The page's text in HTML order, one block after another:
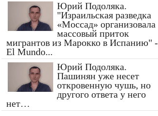
Юрий Подоляка.
"Израильская разведка
«Моссад» организовала
массовый приток
мигрантов из Марокко в Испанию" -
El Mundo...
Юрий Подоляка.
Пашинян уже несет
откровенную чушь, но
другого ответа у него
нет…